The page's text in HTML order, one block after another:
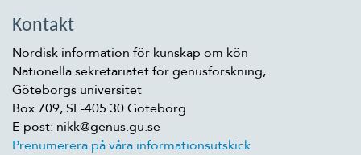
Kontakt
Nordisk information för kunskap om kön
Nationella sekretariatet för genusforskning,
Göteborgs universitet
Box 709, SE-405 30 Göteborg
E-post: nikk@genus.gu.se
Prenumerera på våra informationsutskick